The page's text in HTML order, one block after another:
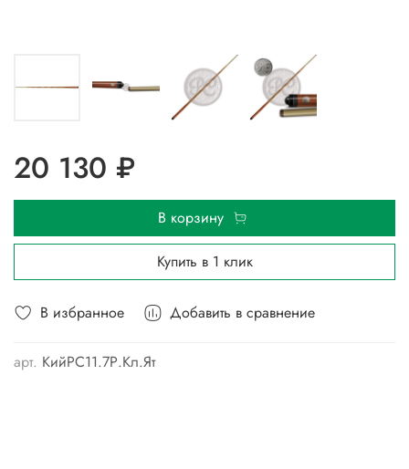
В избранное Добавить в сравнение
арт. КийРС11.7Р.Кл.Ят
20 130 ₽
В корзину
Купить в 1 клик